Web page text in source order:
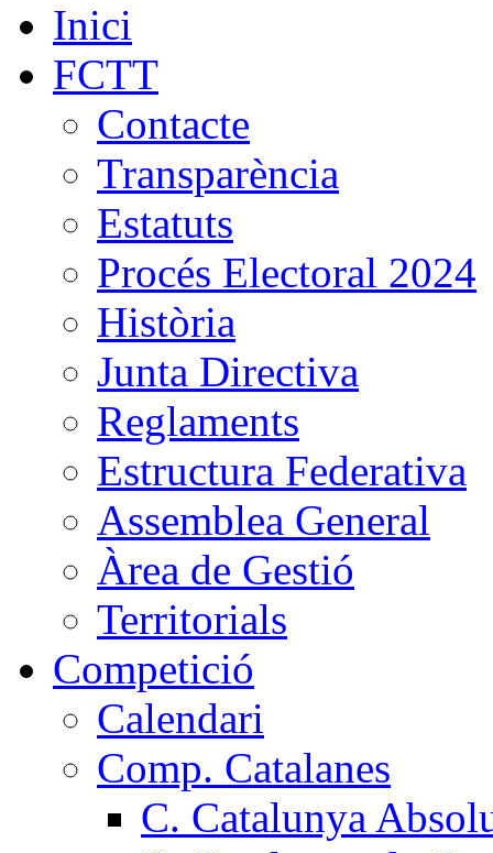
Inici
FCTT
Contacte
Transparència
Estatuts
Procés Electoral 2024
Història
Junta Directiva
Reglaments
Estructura Federativa
Assemblea General
Àrea de Gestió
Territorials
Competició
Calendari
Comp. Catalanes
C. Catalunya